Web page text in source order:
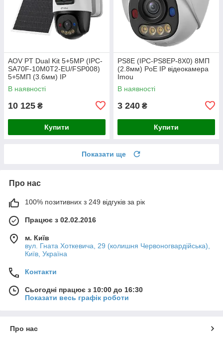
AOV PT Dual Kit 5+5MP (IPC-
SA70F-10M0T2-EU/FSP008)
5+5МП (3.6мм) IP
відеокамера Imou
В наявності
10 125 ₴
Купити
PS8E (IPC-PS8EP-8X0) 8МП
(2.8мм) PoE IP відеокамера
Imou
В наявності
3 240 ₴
Купити
Показати ще
Про нас
100% позитивних з 249 відгуків за рік
Працює з 02.02.2016
м. Київ
вул. Гната Хоткевича, 29 (колишня Червоногвардійська),
Київ, Україна
Контакти
Сьогодні працює з 10:00 до 16:30
Показати весь графік роботи
Про нас